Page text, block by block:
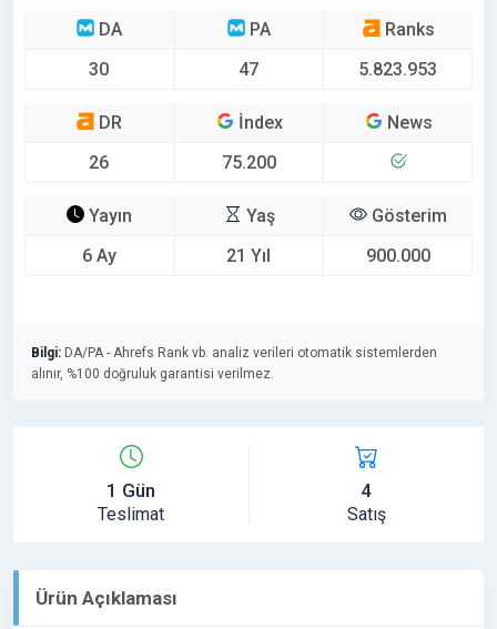
DA
30
PA
47
Ranks
5.823.953
DR
26
İndex
75.200
News
Yayın
6 Ay
Yaş
21 Yıl
Gösterim
900.000
Bilgi: DA/PA - Ahrefs Rank vb. analiz verileri otomatik sistemlerden
alınır, %100 doğruluk garantisi verilmez.
1 Gün
Teslimat
4
Satış
Ürün Açıklaması